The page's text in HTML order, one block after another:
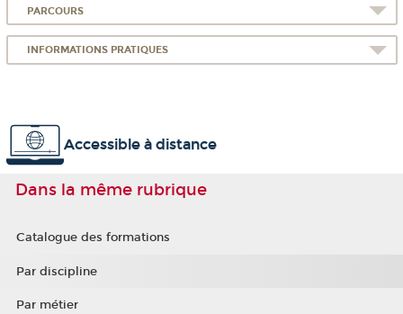
PARCOURS
INFORMATIONS PRATIQUES
Accessible à distance
Dans la même rubrique
Catalogue des formations
Par discipline
Par métier